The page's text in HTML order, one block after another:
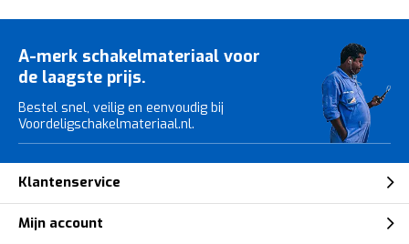
A-merk schakelmateriaal voor
de laagste prijs.
Bestel snel, veilig en eenvoudig bij
Voordeligschakelmateriaal.nl.
Klantenservice
Mijn account